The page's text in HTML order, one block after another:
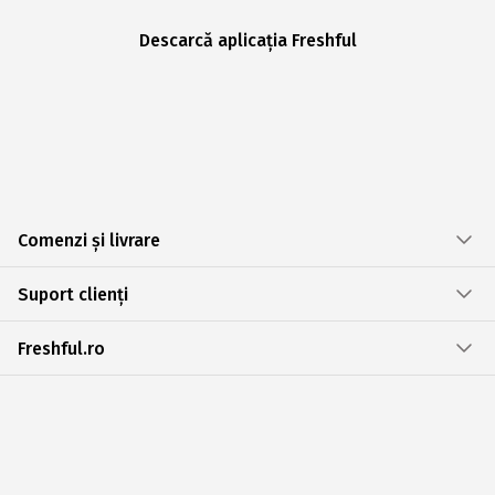
Descarcă aplicația Freshful
Comenzi și livrare
Suport clienți
Freshful.ro